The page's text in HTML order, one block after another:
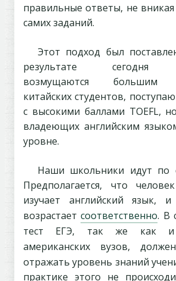
правильные ответы, не
самих заданий.
Этот подход был
результате сегодня
возмущаются большим
китайских студентов,
с высокими баллами TOEFL,
владеющих английским
уровне.
Наши школьники идут по
Предполагается, что
изучает английский язык,
возрастаетсоответственно. В
тест ЕГЭ, так же как и
американских вузов,
отражать уровень знаний
практике этого не